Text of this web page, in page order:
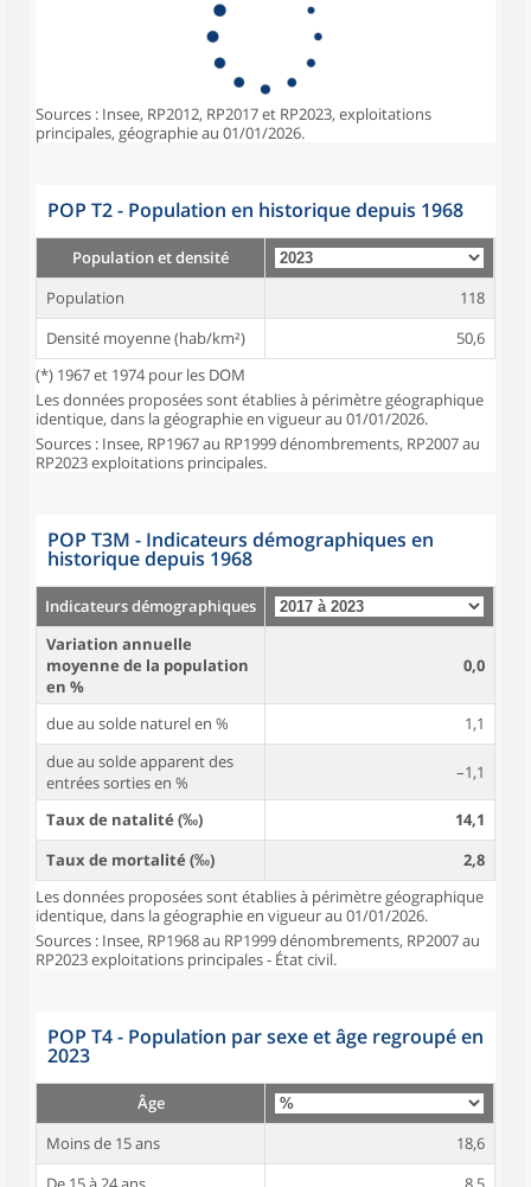
Sources : Insee, RP2012, RP2017 et RP2023, exploitations
principales, géographie au 01/01/2026.
POP T2 - Population en historique depuis 1968
Population et densité
Population
118
Densité moyenne (hab/km²)
50,6
(*) 1967 et 1974 pour les DOM
Les données proposées sont établies à périmètre géographique
identique, dans la géographie en vigueur au 01/01/2026.
Sources : Insee, RP1967 au RP1999 dénombrements, RP2007 au
RP2023 exploitations principales.
POP T3M - Indicateurs démographiques en
historique depuis 1968
Indicateurs démographiques
Variation annuelle
moyenne de la population
en %
0,0
due au solde naturel en %
1,1
due au solde apparent des
entrées sorties en %
–1,1
Taux de natalité (‰)
14,1
Taux de mortalité (‰)
2,8
Les données proposées sont établies à périmètre géographique
identique, dans la géographie en vigueur au 01/01/2026.
Sources : Insee, RP1968 au RP1999 dénombrements, RP2007 au
RP2023 exploitations principales - État civil.
POP T4 - Population par sexe et âge regroupé en
2023
Âge
Moins de 15 ans
18,6